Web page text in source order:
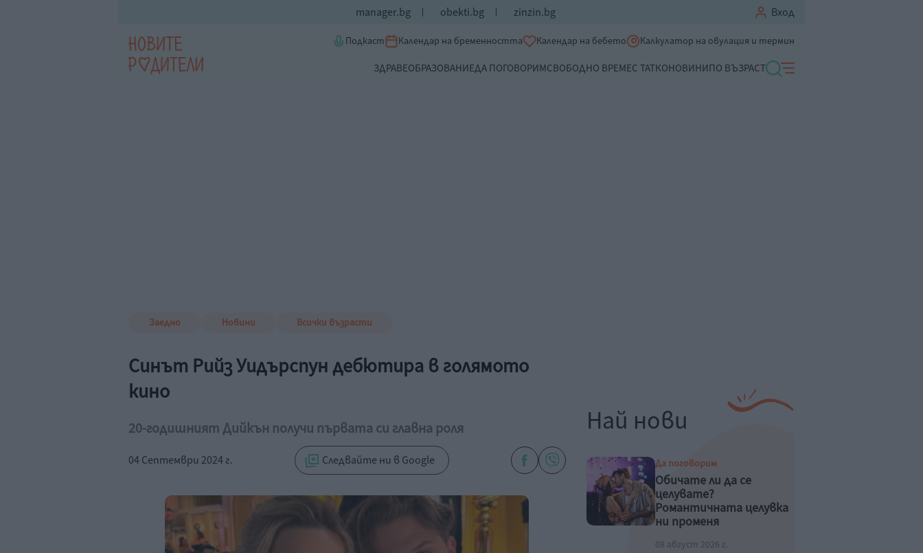
manager.bg obekti.bg zinzin.bg Вход
Подкаст Календар на бременността Календар на бебето Калкулатор на овулация и термин
ЗДРАВЕОБРАЗОВАНИЕДА ПОГОВОРИМСВОБОДНО ВРЕМЕС ТАТКОНОВИНИПО ВЪЗРАСТ
Заедно Новини Всички възрасти
Синът Рийз Уидърспун дебютира в голямото
кино
20-годишният Дийкън получи първата си главна роля
04 Септември 2024 г. Следвайте ни в Google
Най нови
Да поговорим
Обичате ли да се
целувате?
Романтичната целувка
ни променя
08 август 2026 г.